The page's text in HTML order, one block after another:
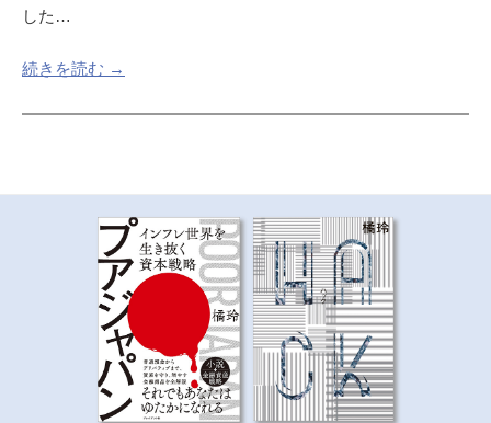
した…
続きを読む →